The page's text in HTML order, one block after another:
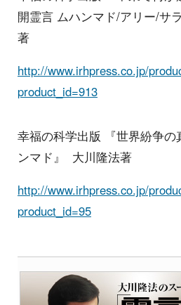
開霊言 ムハンマド/アリー/サ
著
http://www.irhpress.co.jp/
product_id=913
幸福の科学出版 『世界紛争
ンマド』 大川隆法著
http://www.irhpress.co.jp/
product_id=95